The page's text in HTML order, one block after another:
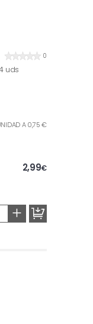
0
uds
A 0,75 €
2,99€
+